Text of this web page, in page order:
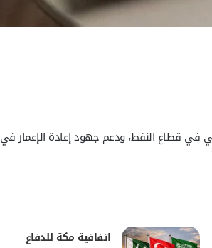
في قطاع النفط، ودعم جهود إعادة الإعمار في
اتفاقية مكة للدفاع